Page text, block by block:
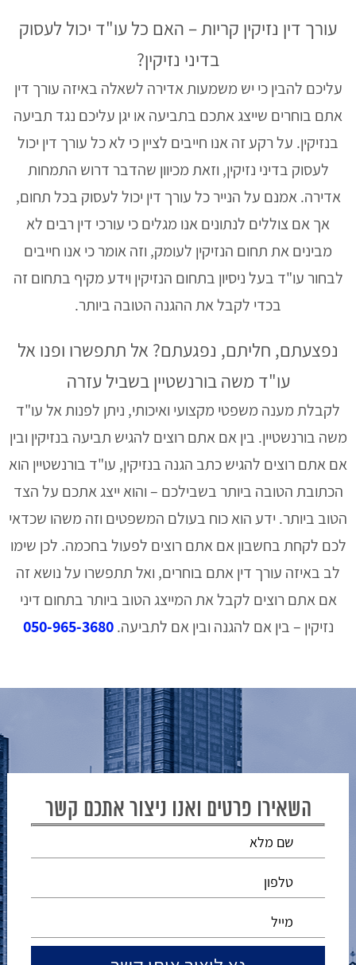
עורך דין נזיקין קריות – האם כל עו"ד יכול לעסוק
בדיני נזיקין?
עליכם להבין כי יש משמעות אדירה לשאלה באיזה עורך דין
אתם בוחרים שייצג אתכם בתביעה או יגן עליכם נגד תביעה
בנזיקין. על רקע זה אנו חייבים לציין כי לא כל עורך דין יכול
לעסוק בדיני נזיקין, וזאת מכיוון שהדבר דרוש התמחות
אדירה. אמנם על הנייר כל עורך דין יכול לעסוק בכל תחום,
אך אם צוללים לנתונים אנו מגלים כי עורכי דין רבים לא
מבינים את תחום הנזיקין לעומק, וזה אומר כי אנו חייבים
לבחור עו"ד בעל ניסיון בתחום הנזיקין וידע מקיף בתחום זה
בכדי לקבל את ההגנה הטובה ביותר.
נפצעתם, חליתם, נפגעתם? אל תתפשרו ופנו אל
עו"ד משה בורנשטיין בשביל עזרה
לקבלת מענה משפטי מקצועי ואיכותי, ניתן לפנות אל עו"ד
משה בורנשטיין. בין אם אתם רוצים להגיש תביעה בנזיקין ובין
אם אתם רוצים להגיש כתב הגנה בנזיקין, עו"ד בורנשטיין הוא
הכתובת הטובה ביותר בשבילכם – והוא ייצג אתכם על הצד
הטוב ביותר. ידע הוא כוח בעולם המשפטים וזה משהו שכדאי
לכם לקחת בחשבון אם אתם רוצים לפעול בחכמה. לכן שימו
לב באיזה עורך דין אתם בוחרים, ואל תתפשרו על נושא זה
אם אתם רוצים לקבל את המייצג הטוב ביותר בתחום דיני
נזיקין – בין אם להגנה ובין אם לתביעה.050-965-3680
השאירו פרטים ואנו ניצור אתכם קשר